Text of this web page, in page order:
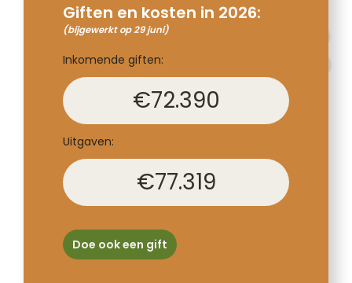
Giften en kosten in 2026:
(bijgewerkt op 29 juni)
Inkomende giften:
€72.390
Uitgaven:
€77.319
Doe ook een gift